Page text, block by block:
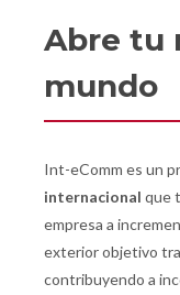
Abre tu
mundo
Int-eComm es un
internacional que
empresa a
exterior objetivo
contribuyendo a